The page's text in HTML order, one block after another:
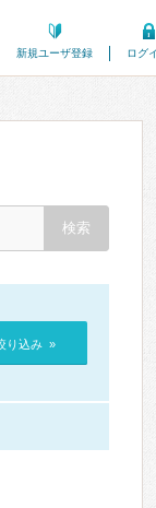
新規ユーザ登録 ログ
り込み »